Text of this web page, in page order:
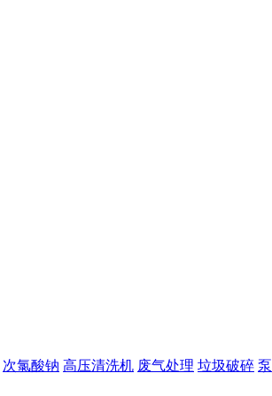
次氯酸钠 高压清洗机 废气处理 垃圾破碎 泵